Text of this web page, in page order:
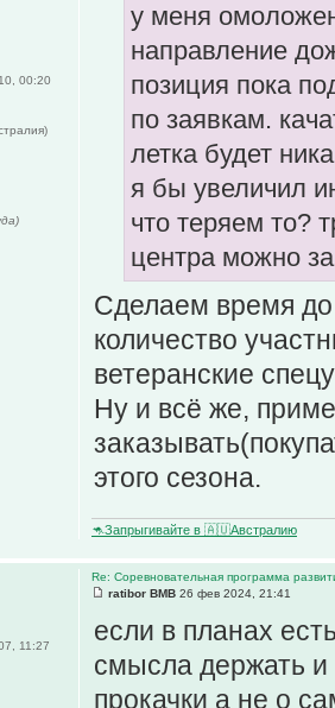
у меня
направление
позиция пока
по заявкам.
летка будет
я бы увеличил
что теряем то?
центра можно
Сделаем время до
количество
ветеранские
Ну и всё же,
этого сезона.
🦘Запрыгивайте в 🇦🇺Австралию
00:20
Re: Соревновательная программа
ratibor BMB 26 фев 2024, 21:41
если в планах
смысла держать и
прокачки а не о
11:27